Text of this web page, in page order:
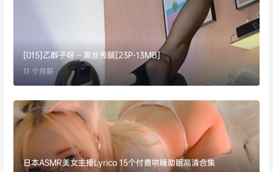
[015]乙醇子呀 – 黑丝秀腿[23P-13MB]
11 个月前
日本ASMR美女主播Lyrica 15个付费哄睡助眠高清合集